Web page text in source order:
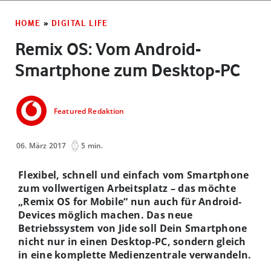
HOME » DIGITAL LIFE
Remix OS: Vom Android-
Smartphone zum Desktop-PC
Featured Redaktion
06. März 2017 5 min.
Flexibel, schnell und einfach vom Smartphone
zum vollwertigen Arbeitsplatz – das möchte
„Remix OS for Mobile“ nun auch für Android-
Devices möglich machen. Das neue
Betriebssystem von Jide soll Dein Smartphone
nicht nur in einen Desktop-PC, sondern gleich
in eine komplette Medienzentrale verwandeln.